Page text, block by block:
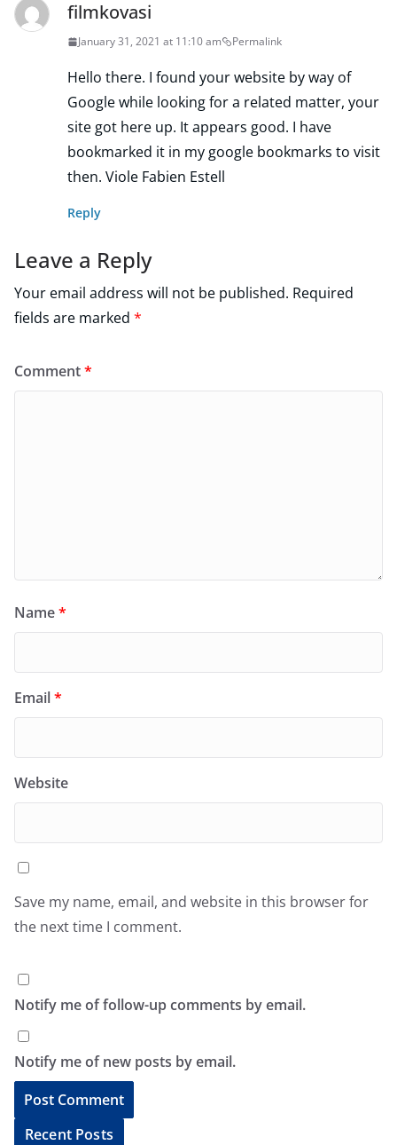
filmkovasi
January 31, 2021 at 11:10 am Permalink
Hello there. I found your website by way of
Google while looking for a related matter, your
site got here up. It appears good. I have
bookmarked it in my google bookmarks to visit
then. Viole Fabien Estell
Reply
Leave a Reply
Your email address will not be published. Required
fields are marked *
Comment*
Name*
Email*
Website
Save my name, email, and website in this browser for
the next time I comment.
Notify me of follow-up comments by email.
Notify me of new posts by email.
Recent Posts